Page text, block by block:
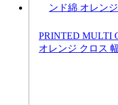
PRINTED MULTI
オレンジ クロス